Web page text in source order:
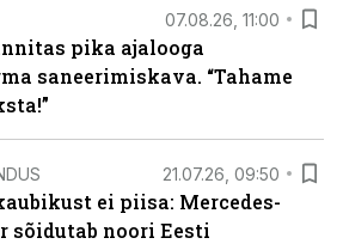
07.08.26, 11:00
pika ajalooga
saneerimiskava. “Tahame
21.07.26, 09:50
ei piisa: Mercedes-
sõidutab noori Eesti